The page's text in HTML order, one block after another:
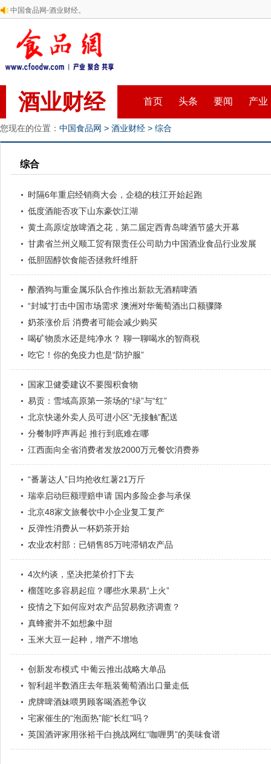
中国食品网-酒业财经。
酒业财经 首页 头条 要闻 产业
您现在的位置： 中国食品网 > 酒业财经 > 综合
综合
时隔6年重启经销商大会，企稳的枝江开始起跑
低度酒能否攻下山东豪饮江湖
黄土高原绽放啤酒之花，第二届定西青岛啤酒节盛大开幕
甘肃省兰州义顺工贸有限责任公司助力中国酒业食品行业发展
低胆固醇饮食能否拯救纤维肝
酿酒狗与重金属乐队合作推出新款无酒精啤酒
“封城”打击中国市场需求 澳洲对华葡萄酒出口额骤降
奶茶涨价后 消费者可能会减少购买
喝矿物质水还是纯净水？ 聊一聊喝水的智商税
吃它！你的免疫力也是“防护服”
国家卫健委建议不要囤积食物
易贡：雪域高原第一茶场的“绿”与“红”
北京快递外卖人员可进小区“无接触”配送
分餐制呼声再起 推行到底难在哪
江西面向全省消费者发放2000万元餐饮消费券
“番薯达人”日均抢收红薯21万斤
瑞幸启动巨额理赔申请 国内多险企参与承保
北京48家文旅餐饮中小企业复工复产
反弹性消费从一杯奶茶开始
农业农村部：已销售85万吨滞销农产品
4次约谈，坚决把菜价打下去
榴莲吃多容易起痘？哪些水果易“上火”
疫情之下如何应对农产品贸易救济调查？
真蜂蜜并不如想象中甜
玉米大豆一起种，增产不增地
创新发布模式 中葡云推出战略大单品
智利超半数酒庄去年瓶装葡萄酒出口量走低
虎牌啤酒妹喂男顾客喝酒惹争议
宅家催生的“泡面热”能“长红”吗？
英国酒评家用张裕干白挑战网红“咖喱男”的美味食谱